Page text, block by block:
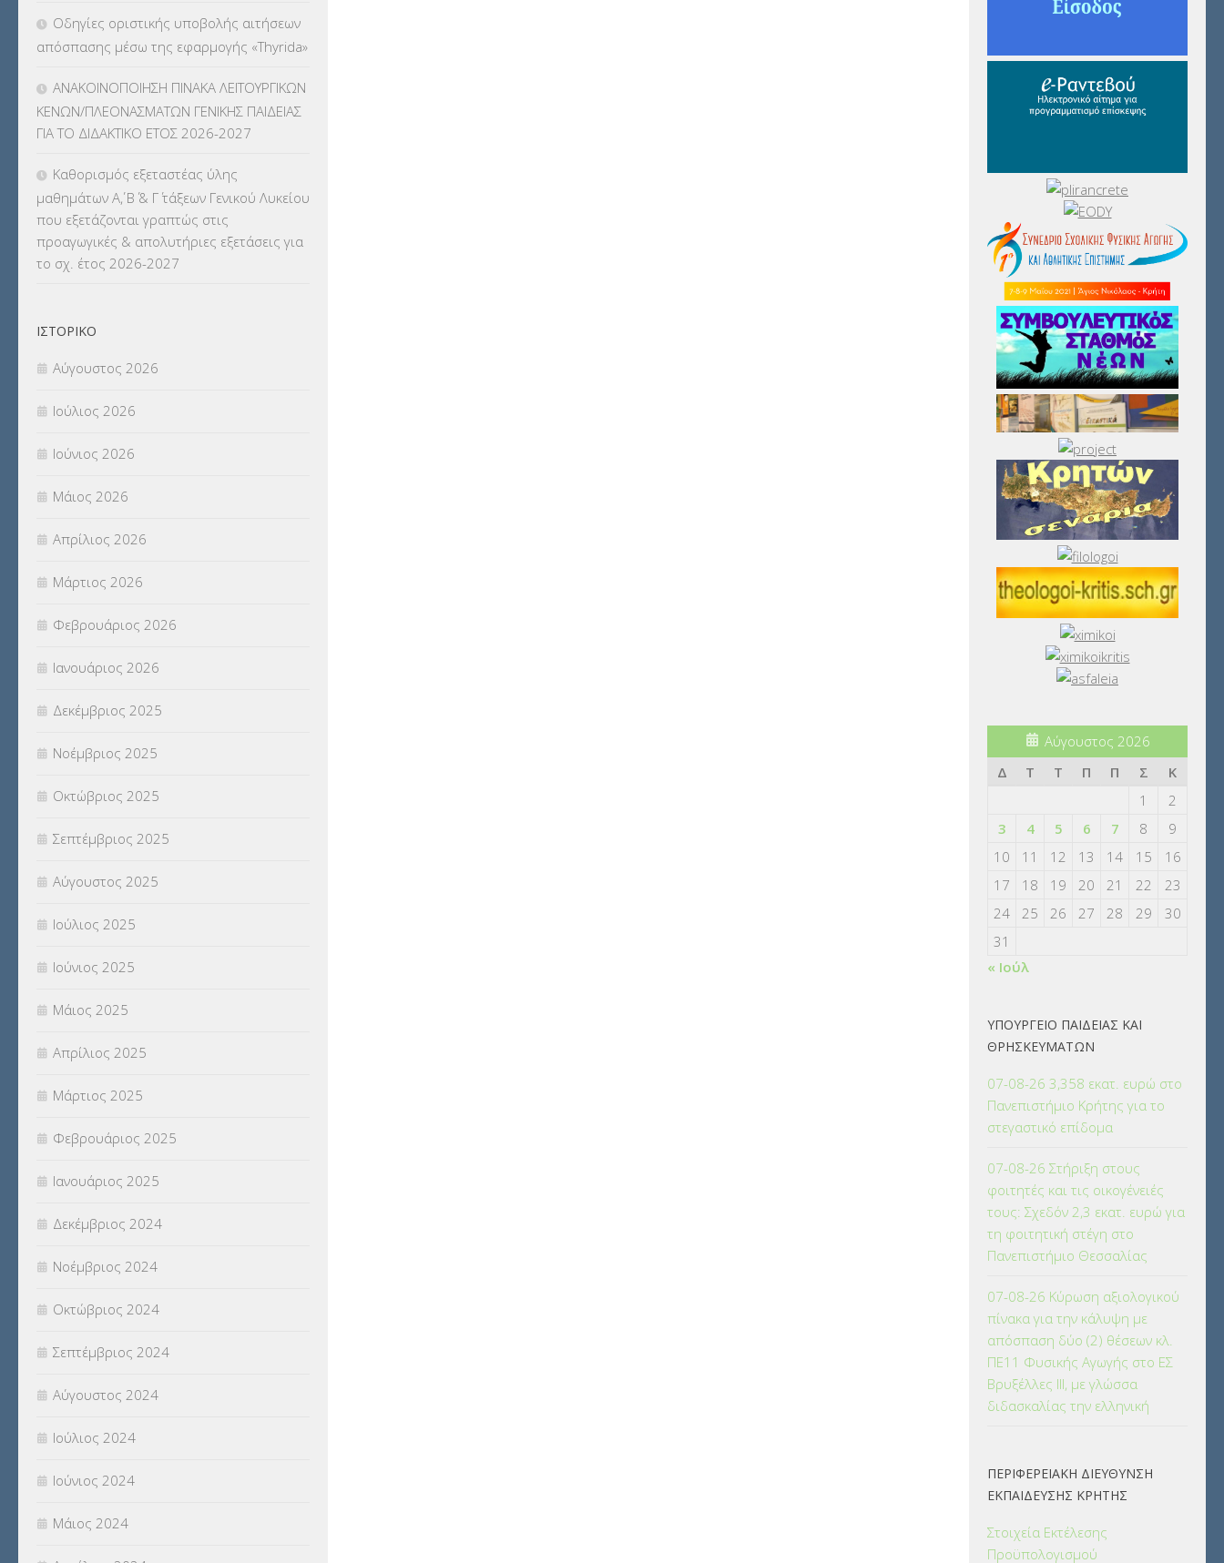
ΛΟΙΠΑ(309)
ΜΕΤΑΘΕΣΕΙΣ-ΤΟΠΟΘΕΤΗΣΕΙΣ
ΒΕΛΤΙΩΣΕΙΣ(319)
ΜΕΤΑΤΑΞΕΙΣ(87)
ΜΕΤΑΦΟΡΑ ΜΑΘΗΤΩΝ(3)
ΝΟΜΟΘΕΣΙΑ(66)
(18)
ΣΥΝΤΑΞΕΙΣ(12)
ΣΧΟΛΙΚΟΙ ΣΥΜΒΟΥΛΟΙ
ΥΠΕΡΑΡΙΘΜΟΙ(1)
ΥΠΟΤΡΟΦΙΕΣ(28)
ΦΥΣΙΚΗ ΑΓΩΓΗ(692)
Χωρίς κατηγορία
Οδηγίες οριστικής υποβολής αιτήσεων
απόσπασης μέσω της εφαρμογής «Thyrida»
ΑΝΑΚΟΙΝΟΠΟΙΗΣΗ ΠΙΝΑΚΑ ΛΕΙΤΟΥΡΓΙΚΩΝ
ΚΕΝΩΝ/ΠΛΕΟΝΑΣΜΑΤΩΝ ΓΕΝΙΚΗΣ ΠΑΙΔΕΙΑΣ
ΓΙΑ ΤΟ ΔΙΔΑΚΤΙΚΟ ΕΤΟΣ 2026-2027
Καθορισμός εξεταστέας ύλης
μαθημάτων Α΄, Β΄ & Γ΄ τάξεων Γενικού Λυκείου
που εξετάζονται γραπτώς στις
προαγωγικές & απολυτήριες εξετάσεις για
το σχ. έτος 2026-2027
ΙΣΤΟΡΙΚΌ
Αύγουστος 2026
Ιούλιος 2026
Ιούνιος 2026
Μάιος 2026
Απρίλιος 2026
Μάρτιος 2026
Φεβρουάριος 2026
Ιανουάριος 2026
Δεκέμβριος 2025
Νοέμβριος 2025
Οκτώβριος 2025
Σεπτέμβριος 2025
Αύγουστος 2025
Ιούλιος 2025
Ιούνιος 2025
Μάιος 2025
Απρίλιος 2025
Μάρτιος 2025
Φεβρουάριος 2025
Ιανουάριος 2025
Δεκέμβριος 2024
Νοέμβριος 2024
Οκτώβριος 2024
Σεπτέμβριος 2024
Αύγουστος 2024
Ιούλιος 2024
Ιούνιος 2024
Μάιος 2024
Αύγουστος 2026
Δ
Τ Τ Π Π Σ
Κ
1
2
3
4 5 6 7 8
9
10
11 12 13 14 15
16
17
18 19 20 21 22
23
24
25 26 27 28 29
30
31
« Ιούλ
ΥΠΟΥΡΓΕΙΟ ΠΑΙΔΕΙΑΣ ΚΑΙ
ΘΡΗΣΚΕΥΜΑΤΩΝ
07-08-26 3,358 εκατ. ευρώ στο
Πανεπιστήμιο Κρήτης για το
στεγαστικό επίδομα
07-08-26 Στήριξη στους
φοιτητές και τις οικογένειές
τους: Σχεδόν 2,3 εκατ. ευρώ για
τη φοιτητική στέγη στο
Πανεπιστήμιο Θεσσαλίας
07-08-26 Κύρωση αξιολογικού
πίνακα για την κάλυψη με
απόσπαση δύο (2) θέσεων κλ.
ΠΕ11 Φυσικής Αγωγής στο ΕΣ
Βρυξέλλες ΙΙΙ, με γλώσσα
διδασκαλίας την ελληνική
ΠΕΡΙΦΕΡΕΙΑΚΗ ΔΙΕΥΘΥΝΣΗ
ΕΚΠΑΙΔΕΥΣΗΣ ΚΡΗΤΗΣ
Στοιχεία Εκτέλεσης
Προϋπολογισμού